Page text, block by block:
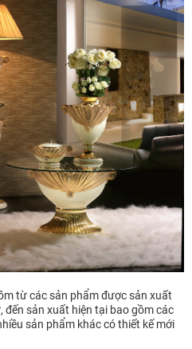
từ các sản phẩm được sản xuất
sản xuất hiện tại bao gồm các
sản phẩm khác có thiết kế mới